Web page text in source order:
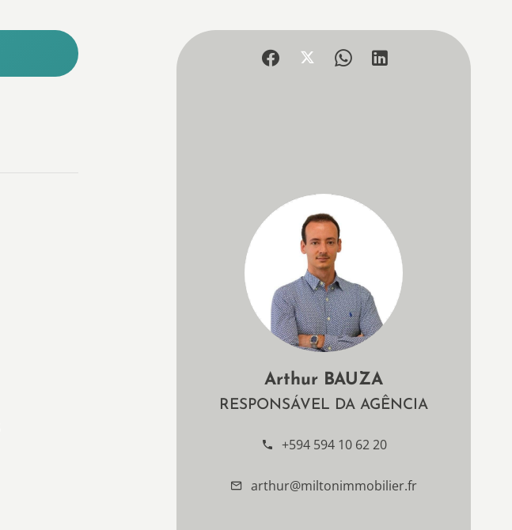
Arthur BAUZA
RESPONSÁVEL DA AGÊNCIA
+594 594 10 62 20
arthur@miltonimmobilier.fr